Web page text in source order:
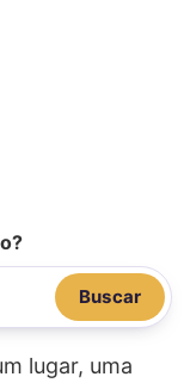
Buscar
lugar, uma